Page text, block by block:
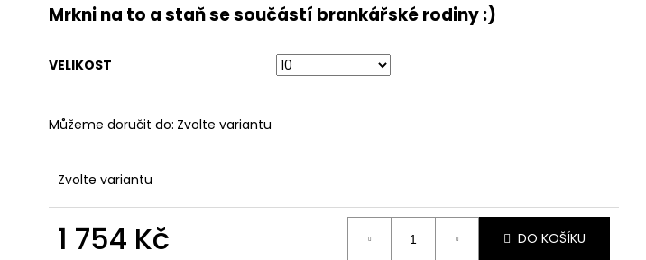
Mrkni na to a staň se součástí brankářské rodiny :)
VELIKOST
Můžeme doručit do: Zvolte variantu
Zvolte variantu
1 754 Kč DO KOŠÍKU
JFAM MASSIVE NEG 2.0